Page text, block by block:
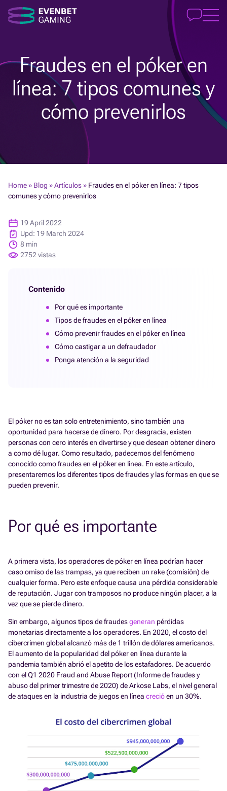
Fraudes en el póker en
línea: 7 tipos comunes y
cómo prevenirlos
Home» Blog »Artículos» Fraudes en el póker en línea: 7 tipos
comunes y cómo prevenirlos
19 April 2022
Upd: 19 March 2024
8 min
2752 vistas
Contenido
Por qué es importante
Tipos de fraudes en el póker en línea
Cómo prevenir fraudes en el póker en línea
Cómo castigar a un defraudador
Ponga atención a la seguridad
El póker no es tan solo entretenimiento, sino también una
oportunidad para hacerse de dinero. Por desgracia, existen
personas con cero interés en divertirse y que desean obtener dinero
a como dé lugar. Como resultado, padecemos del fenómeno
conocido como fraudes en el póker en línea. En este artículo,
presentaremos los diferentes tipos de fraudes y las formas en que se
pueden prevenir.
Por qué es importante
A primera vista, los operadores de póker en línea podrían hacer
caso omiso de las trampas, ya que reciben un rake (comisión) de
cualquier forma. Pero este enfoque causa una pérdida considerable
de reputación. Jugar con tramposos no produce ningún placer, a la
vez que se pierde dinero.
Sin embargo, algunos tipos de fraudesgeneran pérdidas
monetarias directamente a los operadores. En 2020, el costo del
cibercrimen global alcanzó más de 1 trillón de dólares americanos.
El aumento de la popularidad del póker en línea durante la
pandemia también abrió el apetito de los estafadores. De acuerdo
con el Q1 2020 Fraud and Abuse Report (Informe de fraudes y
abuso del primer trimestre de 2020) de Arkose Labs, el nivel general
de ataques en la industria de juegos en línea crecióen un 30%.